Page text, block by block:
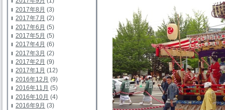
2017年8月 (3)
2017年7月 (2)
2017年6月 (5)
2017年5月 (5)
2017年4月 (6)
2017年3月 (2)
2017年2月 (9)
2017年1月 (12)
2016年12月 (9)
2016年11月 (5)
2016年10月 (4)
2016年9月 (3)